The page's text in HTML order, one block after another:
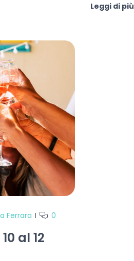
Leggi di più
Ferrara 0
al 12